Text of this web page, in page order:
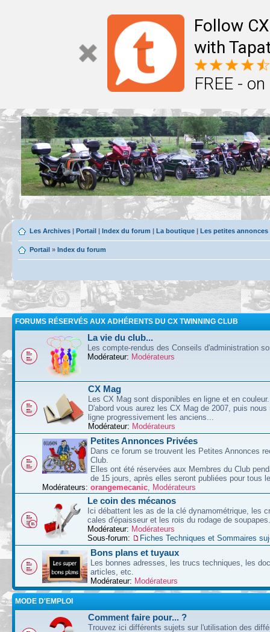
Follow
with
FREE -
Les Archives | Portail | Index du forum | La boutique | Les petites
Portail » Index du forum
FORUMS RÉSERVÉS AUX ADHÉRENTS DU CX TWINNING CLUB
La vie du club...
Les compte-rendus des Conseils d'administration
Modérateur: Modérateurs
CX Mag
Les CX Mag sont disponibles en ligne et en couleur.
D'abord vous aurez les CX Mag de 2007, puis nous
ligne progressivement les anciens...
Modérateur: Modérateurs
Petites Annonces Privées
Dans ce forum se trouvent les Petites Annonces
Club.
Elles ont été réservées aux Membres du Club
de 15 jours, après elles seront publiées pour tous
Modérateurs: orangemecanic, Modérateurs
Le coin des mécanos
Ici débattent les as de la clé dynamométrique, les
cales d'épaisseur et les rois du rodage de soupapes.
Modérateur: Modérateurs
Sous-forum:
Fiches Techniques et Sommaires
Bons plans et tuyaux
Les bonnes adresses, les trucs techniques, les
articles, etc.
Modérateur: Modérateurs
MODE D'EMPLOI
Comment faire pour... ?
Trouvez ici différents sujets sur l'utilisation des